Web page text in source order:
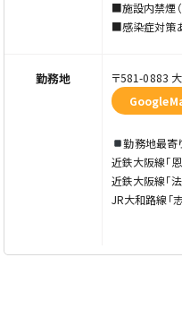
■施設内禁煙
■感染症対策
勤務地
〒581-0883
勤務地最寄
近鉄大阪線「
近鉄大阪線「
JR大和路線「